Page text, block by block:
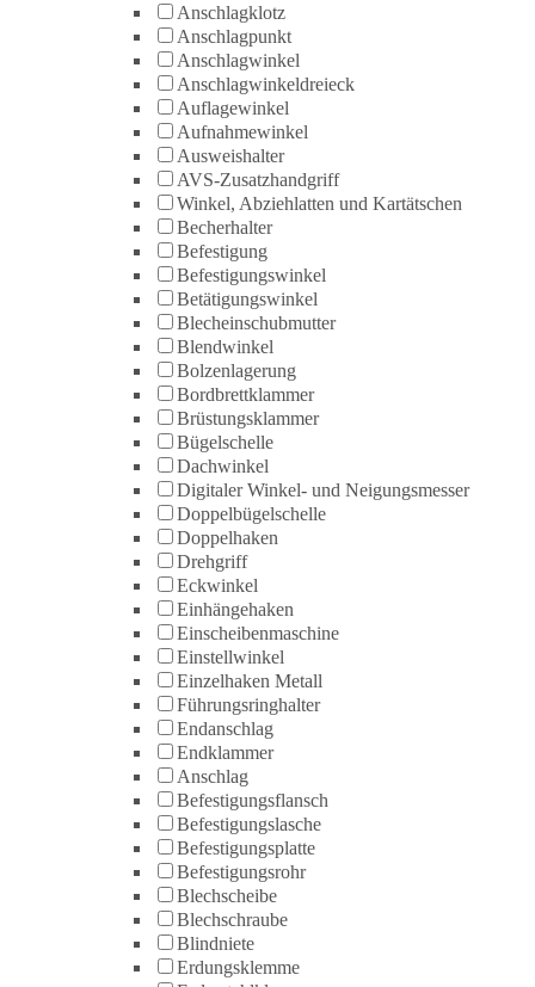
Anschlagklotz
Anschlagpunkt
Anschlagwinkel
Anschlagwinkeldreieck
Auflagewinkel
Aufnahmewinkel
Ausweishalter
AVS-Zusatzhandgriff
Winkel, Abziehlatten und Kartätschen
Becherhalter
Befestigung
Befestigungswinkel
Betätigungswinkel
Blecheinschubmutter
Blendwinkel
Bolzenlagerung
Bordbrettklammer
Brüstungsklammer
Bügelschelle
Dachwinkel
Digitaler Winkel- und Neigungsmesser
Doppelbügelschelle
Doppelhaken
Drehgriff
Eckwinkel
Einhängehaken
Einscheibenmaschine
Einstellwinkel
Einzelhaken Metall
Führungsringhalter
Endanschlag
Endklammer
Anschlag
Befestigungsflansch
Befestigungslasche
Befestigungsplatte
Befestigungsrohr
Blechscheibe
Blechschraube
Blindniete
Erdungsklemme